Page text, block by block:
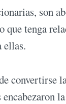
son
que tenga
ellas.
convertirse